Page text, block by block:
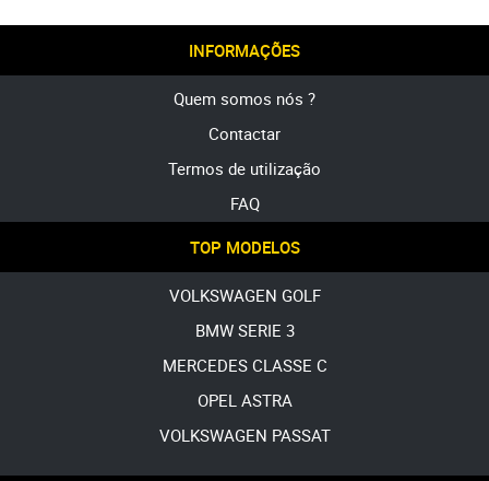
INFORMAÇÕES
Quem somos nós ?
Contactar
Termos de utilização
FAQ
TOP MODELOS
VOLKSWAGEN GOLF
BMW SERIE 3
MERCEDES CLASSE C
OPEL ASTRA
VOLKSWAGEN PASSAT